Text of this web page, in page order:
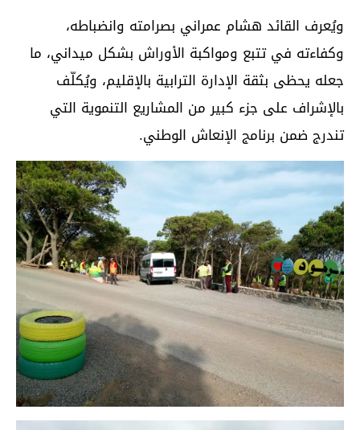
ويُعرف القائد هشام عمراني بصرامته وانضباطه،
وكفاءته في تتبع ومواكبة الأوراش بشكل ميداني، ما
جعله يحظى بثقة الإدارة الترابية بالإقليم، ويُكلّف
بالإشراف على جزء كبير من المشاريع التنموية التي
تندرج ضمن برنامج الإنعاش الوطني.